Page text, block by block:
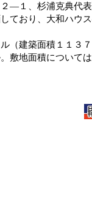
―１、杉浦克典代
ており、大和ハウ
（建築面積１１３
敷地面積について